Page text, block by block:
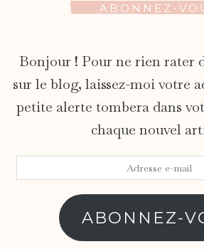
ABONNEZ-
Bonjour ! Pour ne rien rater
sur le blog, laissez-moi votre
petite alerte tombera dans
chaque nouvel
ABONNEZ-